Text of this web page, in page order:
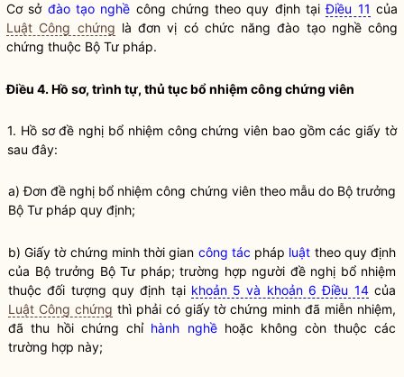
Cơ sở đào tạo nghề công chứng theo quy định tạiĐiều 11 của
Luật Công chứng là đơn vị có chức năngđào tạo nghề công
chứng thuộc Bộ Tư pháp.
Điều 4. Hồ sơ, trình tự, thủ tục bổ nhiệm công chứng viên
1. Hồ sơ đề nghị bổ nhiệm công chứng viên bao gồm các giấy tờ
sau đây:
a) Đơn đề nghị bổ nhiệmcông chứng viêntheo mẫu do Bộ trưởng
Bộ Tư pháp quy định;
b) Giấy tờ chứng minh thời gian công tác pháp luật theo quy định
của Bộ trưởng Bộ Tư pháp; trường hợp người đề nghị bổ nhiệm
thuộc đối tượng quy định tại khoản 5 và khoản 6 Điều 14của
Luật Công chứng thì phải có giấy tờ chứng minh đã miễn nhiệm,
đã thu hồi chứng chỉ hành nghềhoặc không còn thuộc các
trường hợp này;